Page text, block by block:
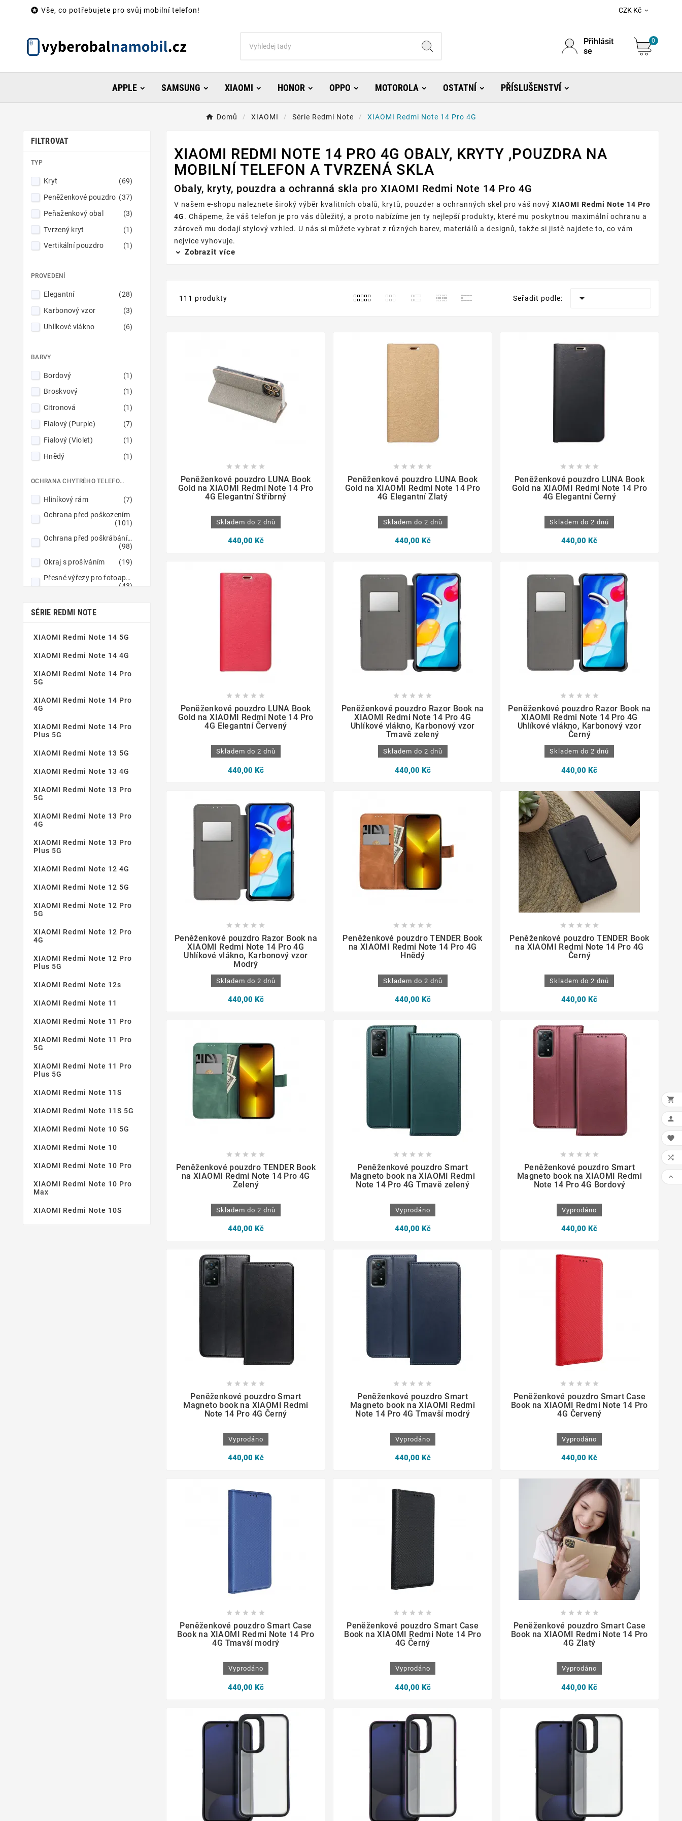
 Vše, co potřebujete pro svůj mobilní telefon! CZK Kč 
Přihlásit
se
0
APPLE SAMSUNG XIAOMI HONOR OPPO MOTOROLA OSTATNÍ PŘÍSLUŠENSTVÍ
Domů XIAOMI Série Redmi Note XIAOMI Redmi Note 14 Pro 4G
FILTROVAT
TYP
Kryt
(69)
Peněženkové pouzdro (37)
Peňaženkový obal
(3)
Tvrzený kryt
(1)
Vertikální pouzdro
(1)
PROVEDENÍ
Elegantní
(28)
Karbonový vzor
(3)
Uhlíkové vlákno
(6)
BARVY
Bordový
(1)
Broskvový
(1)
Citronová
(1)
Fialový (Purple)
(7)
Fialový (Violet)
(1)
Hnědý
(1)
Námořnická modrá
(1)
Námořnická modrá / Limetkovo zelený
(1)
(1)
Oranžový
(1)
Průhledný
(4)
Purpurový
Růžovo-zlatý
(2)
Růžový
(5)
Starorůžová
(1)
Světle modrý
Světle růžový
Tmavě modrý
(1)
Tmavě zelený
(4)
Tmavší modrý
(2)
Zlatý
(5)
Červený
Červený / Námořnická modrá
Šedý
(3)
Žlutý
(2)
OCHRANA CHYTRÉHO TELEFONU
Hliníkový rám
(7)
Ochrana před poškozením
(101)
Ochrana před poškrábáním
(98)
Okraj s prošíváním
(19)
Přesné výřezy pro fotoaparáty
(43)
Vyztužené rohy
Vyztužené ráfky
(3)
SÉRIE REDMI NOTE
XIAOMI Redmi Note 14 5G
XIAOMI Redmi Note 14 4G
XIAOMI Redmi Note 14 Pro
5G
XIAOMI Redmi Note 14 Pro
4G
XIAOMI Redmi Note 14 Pro
Plus 5G
XIAOMI Redmi Note 13 5G
XIAOMI Redmi Note 13 4G
XIAOMI Redmi Note 13 Pro
5G
XIAOMI Redmi Note 13 Pro
4G
XIAOMI Redmi Note 13 Pro
Plus 5G
XIAOMI Redmi Note 12 4G
XIAOMI Redmi Note 12 5G
XIAOMI Redmi Note 12 Pro
5G
XIAOMI Redmi Note 12 Pro
4G
XIAOMI Redmi Note 12 Pro
Plus 5G
XIAOMI Redmi Note 12s
XIAOMI Redmi Note 11
XIAOMI Redmi Note 11 Pro
XIAOMI Redmi Note 11 Pro
5G
XIAOMI Redmi Note 11 Pro
Plus 5G
XIAOMI Redmi Note 11S
XIAOMI Redmi Note 11S 5G
XIAOMI Redmi Note 10 5G
XIAOMI Redmi Note 10
XIAOMI Redmi Note 10 Pro
XIAOMI Redmi Note 10 Pro
Max
XIAOMI Redmi Note 10S
XIAOMI REDMI NOTE 14 PRO 4G OBALY, KRYTY ,POUZDRA NA
MOBILNÍ TELEFON A TVRZENÁ SKLA
Obaly, kryty, pouzdra a ochranná skla pro XIAOMI Redmi Note 14 Pro 4G
V našem e-shopu naleznete široký výběr kvalitních obalů, krytů, pouzder a ochranných skel pro váš novýXIAOMI Redmi Note 14 Pro
4G. Chápeme, že váš telefon je pro vás důležitý, a proto nabízíme jen ty nejlepší produkty, které mu poskytnou maximální ochranu a
zároveň mu dodají stylový vzhled. U nás si můžete vybrat z různých barev, materiálů a designů, takže si jistě najdete to, co vám
nejvíce vyhovuje.
Zobrazit více
111 produkty Seřadit podle: 
    
Peněženkové pouzdro LUNA Book
Gold na XIAOMI Redmi Note 14 Pro
4G Elegantní Stříbrný
Skladem do 2 dnů
440,00 Kč
    
Peněženkové pouzdro LUNA Book
Gold na XIAOMI Redmi Note 14 Pro
4G Elegantní Zlatý
Skladem do 2 dnů
440,00 Kč
    
Peněženkové pouzdro LUNA Book
Gold na XIAOMI Redmi Note 14 Pro
4G Elegantní Černý
Skladem do 2 dnů
440,00 Kč
    
Peněženkové pouzdro LUNA Book
Gold na XIAOMI Redmi Note 14 Pro
4G Elegantní Červený
Skladem do 2 dnů
440,00 Kč
    
Peněženkové pouzdro Razor Book na
XIAOMI Redmi Note 14 Pro 4G
Uhlíkové vlákno, Karbonový vzor
Tmavě zelený
Skladem do 2 dnů
440,00 Kč
    
Peněženkové pouzdro Razor Book na
XIAOMI Redmi Note 14 Pro 4G
Uhlíkové vlákno, Karbonový vzor
Černý
Skladem do 2 dnů
440,00 Kč
 
    
Peněženkové pouzdro Razor Book na
XIAOMI Redmi Note 14 Pro 4G
Uhlíkové vlákno, Karbonový vzor
Modrý
Skladem do 2 dnů
440,00 Kč
 
    
Peněženkové pouzdro TENDER Book
na XIAOMI Redmi Note 14 Pro 4G
Hnědý
Skladem do 2 dnů
440,00 Kč
 
    
Peněženkové pouzdro TENDER Book
na XIAOMI Redmi Note 14 Pro 4G
Černý
Skladem do 2 dnů
440,00 Kč
    
Peněženkové pouzdro TENDER Book
na XIAOMI Redmi Note 14 Pro 4G
Zelený
Skladem do 2 dnů
440,00 Kč
    
Peněženkové pouzdro Smart
Magneto book na XIAOMI Redmi
Note 14 Pro 4G Tmavě zelený
Vyprodáno
440,00 Kč
    
Peněženkové pouzdro Smart
Magneto book na XIAOMI Redmi
Note 14 Pro 4G Bordový
Vyprodáno
440,00 Kč
    
Peněženkové pouzdro Smart
Magneto book na XIAOMI Redmi
Note 14 Pro 4G Černý
Vyprodáno
440,00 Kč
    
Peněženkové pouzdro Smart
Magneto book na XIAOMI Redmi
Note 14 Pro 4G Tmavší modrý
Vyprodáno
440,00 Kč
    
Peněženkové pouzdro Smart Case
Book na XIAOMI Redmi Note 14 Pro
4G Červený
Vyprodáno
440,00 Kč
    
Peněženkové pouzdro Smart Case
Book na XIAOMI Redmi Note 14 Pro
4G Tmavší modrý
Vyprodáno
440,00 Kč
    
Peněženkové pouzdro Smart Case
Book na XIAOMI Redmi Note 14 Pro
4G Černý
Vyprodáno
440,00 Kč
    
Peněženkové pouzdro Smart Case
Book na XIAOMI Redmi Note 14 Pro
4G Zlatý
Vyprodáno
440,00 Kč




